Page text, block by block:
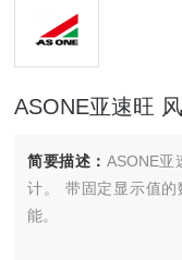
ASONE亚速旺
简要描述： ASONE亚
计。 带固定显示值的
能。